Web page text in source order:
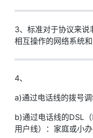
3、标准对于协议来说
相互操作的网络系统和
4、
a)通过电话线的拨号调
b)通过电话线的DSL
用户线）：家庭或小办